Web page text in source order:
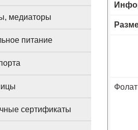
Фолат
медиаторы
питание
сертификаты